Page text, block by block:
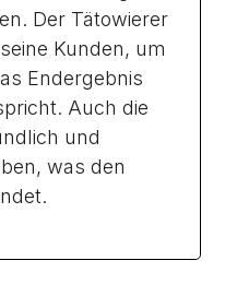
Der Tätowierer
Kunden, um
Endergebnis
Auch die
und
was den